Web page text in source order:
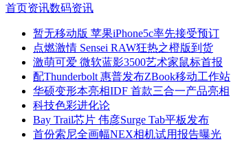
首页资讯数码资讯
暂无移动版 苹果iPhone5c率先接受预订
点燃激情 Sensei RAW狂热之橙版到货
激萌可爱 微软蓝影3500艺术家鼠标首报
配Thunderbolt 惠普发布ZBook移动工作站
华硕变形本亮相IDF 首款三合一产品亮相
科技色彩进化论
Bay Trail芯片 伟彦Surge Tab平板发布
首份索尼全画幅NEX相机试用报告曝光